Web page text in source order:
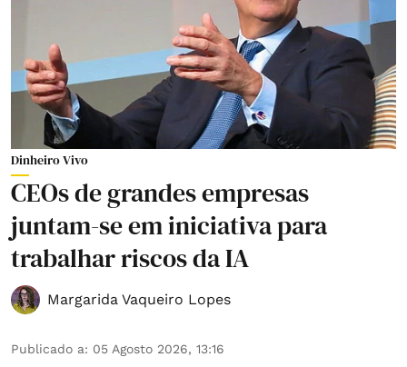
Dinheiro Vivo
CEOs de grandes empresas
juntam-se em iniciativa para
trabalhar riscos da IA
Margarida Vaqueiro Lopes
Publicado a: 05 Agosto 2026, 13:16